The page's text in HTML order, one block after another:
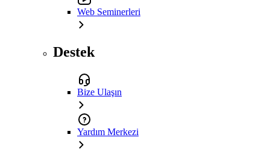
Web Seminerleri
Destek
Bize Ulaşın
Yardım Merkezi